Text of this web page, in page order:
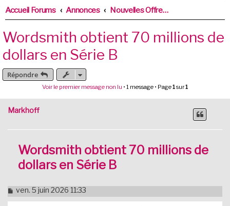
Accueil Forums Annonces Nouvelles Offres des prestataires
Wordsmith obtient 70 millions de
dollars en Série B
Répondre
Voir le premier message non lu • 1 message • Page1sur1
Markhoff
Wordsmith obtient 70 millions de
dollars en Série B
M
e
ven. 5 juin 2026 11:33